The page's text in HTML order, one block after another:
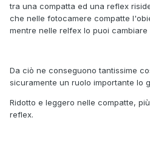
tra una compatta ed una reflex
che nelle fotocamere compatte
mentre nelle relfex lo puoi
Da ciò ne conseguono tantissime
sicuramente un ruolo importante lo
Ridotto e leggero nelle compatte,
reflex.